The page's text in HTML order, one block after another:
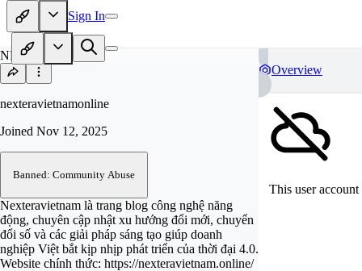
Sign In
NE
nexteravietnamonline
Joined Nov 12, 2025
Banned: Community Abuse
Nexteravietnam là trang blog công nghệ năng
động, chuyên cập nhật xu hướng đổi mới, chuyển
đổi số và các giải pháp sáng tạo giúp doanh
nghiệp Việt bắt kịp nhịp phát triển của thời đại 4.0.
Website chính thức: https://nexteravietnam.online/
Overview
This user